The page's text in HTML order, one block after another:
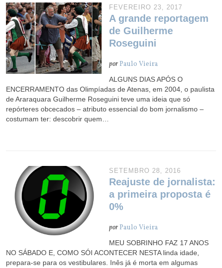
FEVEREIRO 23, 2017
A grande reportagem
de Guilherme
Roseguini
porPaulo Vieira
ALGUNS DIAS APÓS O
ENCERRAMENTO das Olimpíadas de Atenas, em 2004, o paulista
de Araraquara Guilherme Roseguini teve uma ideia que só
repórteres obcecados – atributo essencial do bom jornalismo –
costumam ter: descobrir quem…
SETEMBRO 28, 2016
Reajuste de jornalista:
a primeira proposta é
0%
porPaulo Vieira
MEU SOBRINHO FAZ 17 ANOS
NO SÁBADO E, COMO SÓI ACONTECER NESTA linda idade,
prepara-se para os vestibulares. Inês já é morta em algumas